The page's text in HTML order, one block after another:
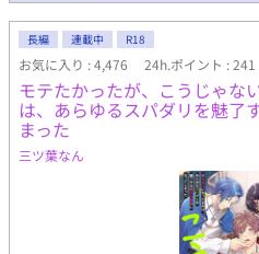
長編 連載中 R18
お気に入り : 4,476 24h.ポイント : 241
モテたかったが、こうじゃ
は、あらゆるスパダリを魅了
まった
三ツ葉なん